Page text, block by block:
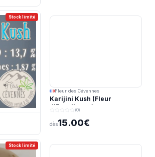
Stock limité
Fleur des Cévennes
Karijini Kush (Fleur
d'Excellence)
(0)
dès15.00€
Stock limité